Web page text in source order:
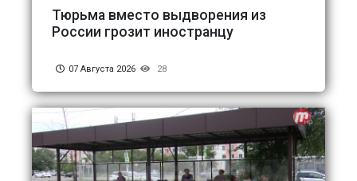
Тюрьма вместо выдворения из
России грозит иностранцу
07 Августа 2026 28